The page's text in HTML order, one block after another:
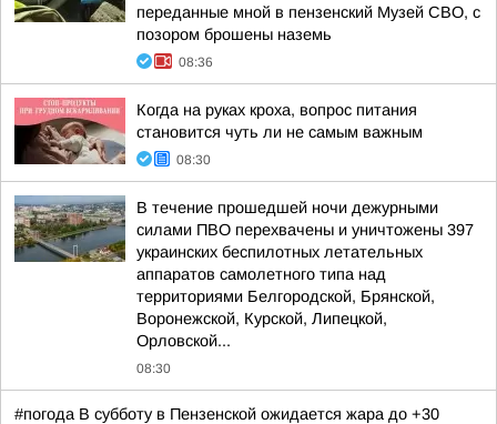
переданные мной в пензенский Музей СВО, с
позором брошены наземь
08:36
Когда на руках кроха, вопрос питания
становится чуть ли не самым важным
08:30
В течение прошедшей ночи дежурными
силами ПВО перехвачены и уничтожены 397
украинских беспилотных летательных
аппаратов самолетного типа над
территориями Белгородской, Брянской,
Воронежской, Курской, Липецкой,
Орловской...
08:30
#погода В субботу в Пензенской ожидается жара до +30